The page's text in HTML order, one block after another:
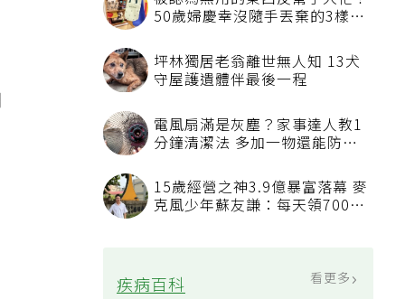
被認為無用的東西反幫了大忙！
50歲婦慶幸沒隨手丟棄的3樣物
坪林獨居老翁離世無人知 13犬
守屋護遺體伴最後一程
電風扇滿是灰塵？家事達人教1
汙附著
15歲經營之神3.9億暴富落幕 麥